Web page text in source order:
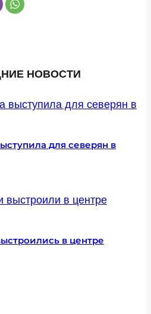
НОВОСТИ
для северян в
в центре